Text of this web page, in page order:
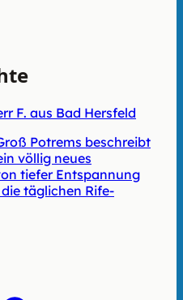
F. aus Bad Hersfeld
Potrems beschreibt
völlig neues
tiefer Entspannung
täglichen Rife-